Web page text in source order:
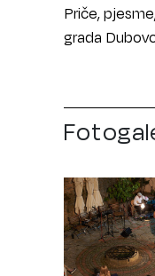
Priče,
grada